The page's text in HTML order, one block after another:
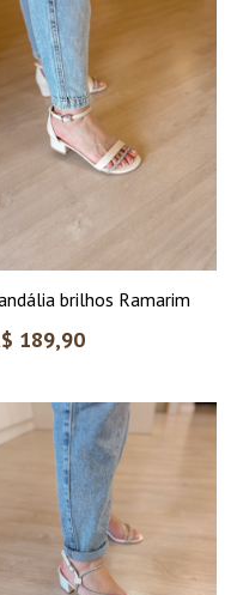
brilhos Ramarim
189,90